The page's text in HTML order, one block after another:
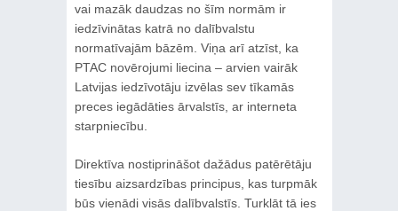
vai mazāk daudzas no šīm normām ir
iedzīvinātas katrā no dalībvalstu
normatīvajām bāzēm. Viņa arī atzīst, ka
PTAC novērojumi liecina – arvien vairāk
Latvijas iedzīvotāju izvēlas sev tīkamās
preces iegādāties ārvalstīs, ar interneta
starpniecību.
Direktīva nostiprināšot dažādus patērētāju
tiesību aizsardzības principus, kas turpmāk
būs vienādi visās dalībvalstīs. Turklāt tā ies